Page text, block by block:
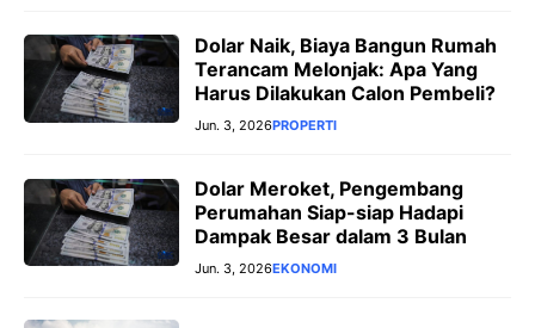
Dolar Naik, Biaya Bangun Rumah
Terancam Melonjak: Apa Yang
Harus Dilakukan Calon Pembeli?
Jun. 3, 2026PROPERTI
Dolar Meroket, Pengembang
Perumahan Siap-siap Hadapi
Dampak Besar dalam 3 Bulan
Jun. 3, 2026EKONOMI